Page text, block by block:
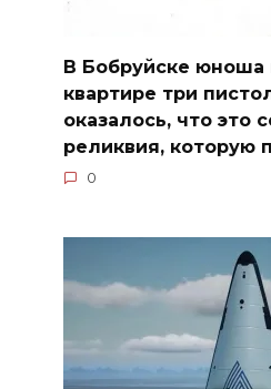
В Бобруйске юноша
квартире три
оказалось, что это
реликвия, которую
0